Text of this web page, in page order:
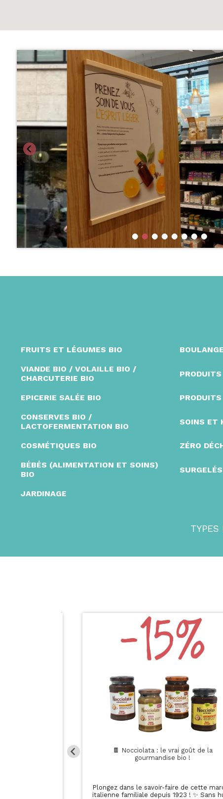
FRUITS ET LÉGUMES BIO
VIANDE BIO / VOLAILLE BIO /
CHARCUTERIE BIO
EPICERIE SALÉE BIO
CONSERVES BIO /
LACTOFERMENTATION BIO
SOINS ET
COSMÉTIQUES BIO ZÉRO
BÉBÉS (ALIMENTATION ET SOINS)
BIO
JARDINAGE
TYPES
🍫 Nocciolata : le vrai goût de la
gourmandise bio !
Plongez dans le savoir-faire de cette marque
italienne familiale depuis 1923 ! ✨ Sans huile